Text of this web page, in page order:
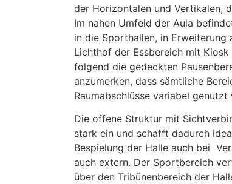
der Horizontalen und Vertikalen,
Im nahen Umfeld der Aula
in die Sporthallen, in Erweiterung
Lichthof der Essbereich mit
folgend die gedeckten
anzumerken, dass sämtliche
Raumabschlüsse variabel genutzt
Die offene Struktur mit
stark ein und schafft dadurch
Bespielung der Halle auch bei
auch extern. Der Sportbereich
über den Tribünenbereich der